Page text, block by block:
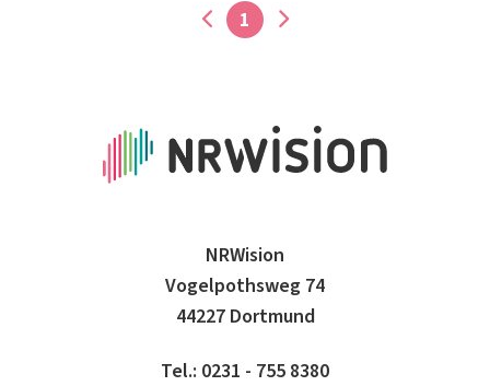
1
NRWision
Vogelpothsweg 74
44227 Dortmund
Tel.: 0231 - 755 8380